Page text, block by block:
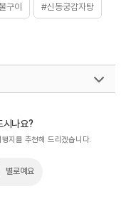
구이 #신동궁감자탕
시나요?
지를 추천해 드리겠습니다.
별로예요